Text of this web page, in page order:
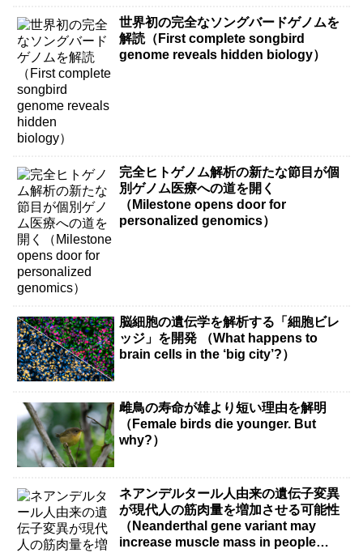
世界初の完全なソングバードゲノムを
解読（First complete songbird
genome reveals hidden biology）
完全ヒトゲノム解析の新たな節目が個
別ゲノム医療への道を開く
（Milestone opens door for
personalized genomics）
脳細胞の遺伝学を解析する「細胞ビレ
ッジ」を開発 （What happens to
brain cells in the ‘big city’?）
雌鳥の寿命が雄より短い理由を解明
（Female birds die younger. But
why?）
ネアンデルタール人由来の遺伝子変異
が現代人の筋肉量を増加させる可能性
（Neanderthal gene variant may
increase muscle mass in people